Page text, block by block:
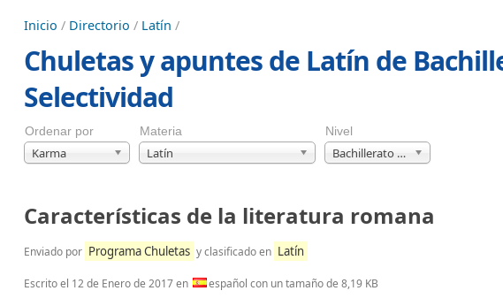
Inicio / Directorio / Latín /
Chuletas y apuntes de Latín de
Selectividad
Ordenar por
Karma
Materia
Latín
Nivel
Bachillerato y Selectividad
Características de la literatura romana
Enviado por Programa Chuletas y clasificado en Latín
Escrito el 12 de Enero de 2017en español con un tamaño de 8,19 KB